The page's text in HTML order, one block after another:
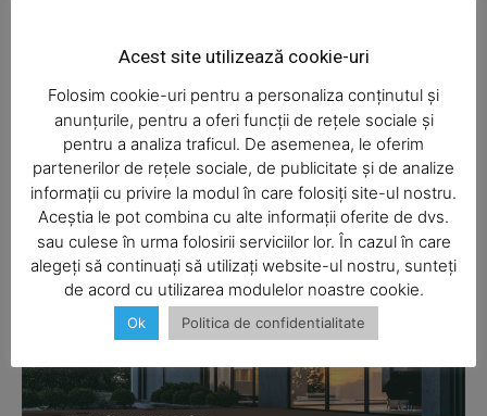
SUBSCRIBE NOW
Company
About
Acest site utilizează cookie-uri
Folosim cookie-uri pentru a personaliza conținutul și
anunțurile, pentru a oferi funcții de rețele sociale și
pentru a analiza traficul. De asemenea, le oferim
partenerilor de rețele sociale, de publicitate și de analize
informații cu privire la modul în care folosiți site-ul nostru.
Aceștia le pot combina cu alte informații oferite de dvs.
sau culese în urma folosirii serviciilor lor. În cazul în care
alegeți să continuați să utilizați website-ul nostru, sunteți
de acord cu utilizarea modulelor noastre cookie.
Ok Politica de confidentialitate